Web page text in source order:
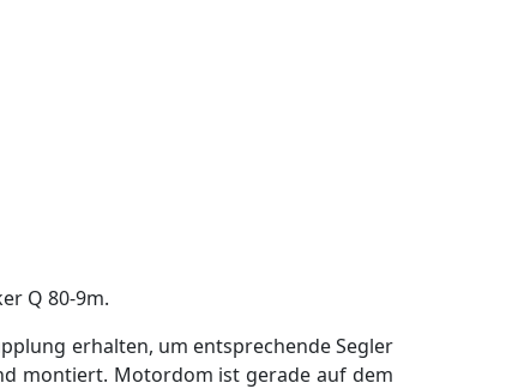
Q 80-9m.
erhalten, um entsprechende Segler
montiert. Motordom ist gerade auf dem